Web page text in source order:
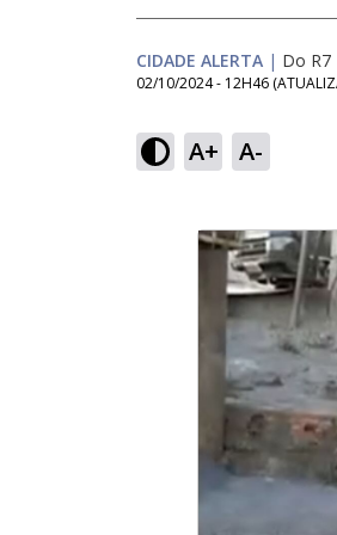
CIDADE ALERTA | Do R7
02/10/2024 - 12H46
A+ A-